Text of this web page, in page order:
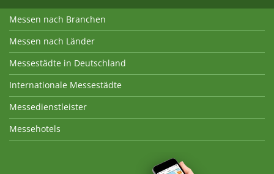
Messen nach Branchen
Messen nach Länder
Messestädte in Deutschland
Internationale Messestädte
Messedienstleister
Messehotels